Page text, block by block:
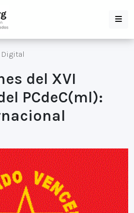
del XVI
PCdeC(ml):